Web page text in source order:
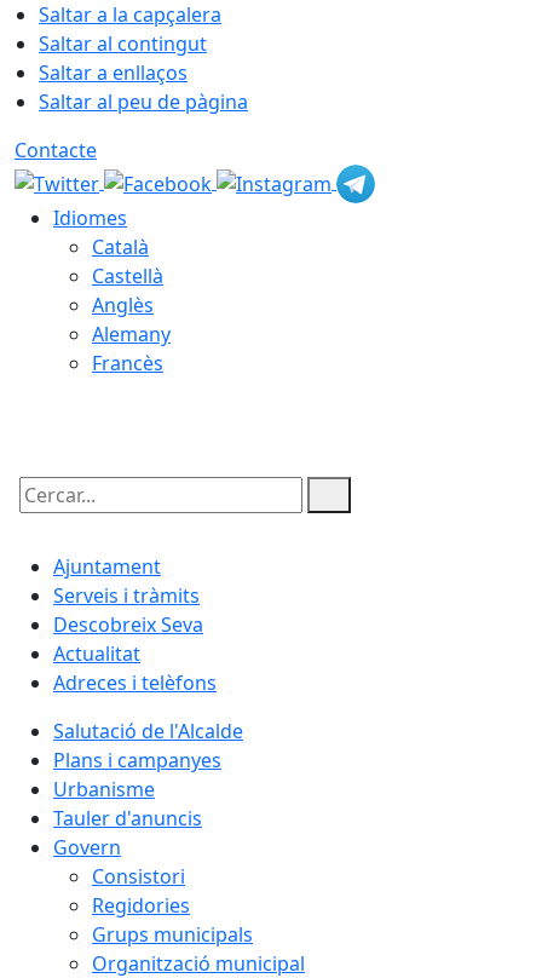
Saltar a la capçalera
Saltar al contingut
Saltar a enllaços
Saltar al peu de pàgina
Contacte
Idiomes
Català
Castellà
Anglès
Alemany
Francès
Cercar:
Ajuntament
Serveis i tràmits
Descobreix Seva
Actualitat
Adreces i telèfons
Salutació de l'Alcalde
Plans i campanyes
Urbanisme
Tauler d'anuncis
Govern
Consistori
Regidories
Grups municipals
Organització municipal